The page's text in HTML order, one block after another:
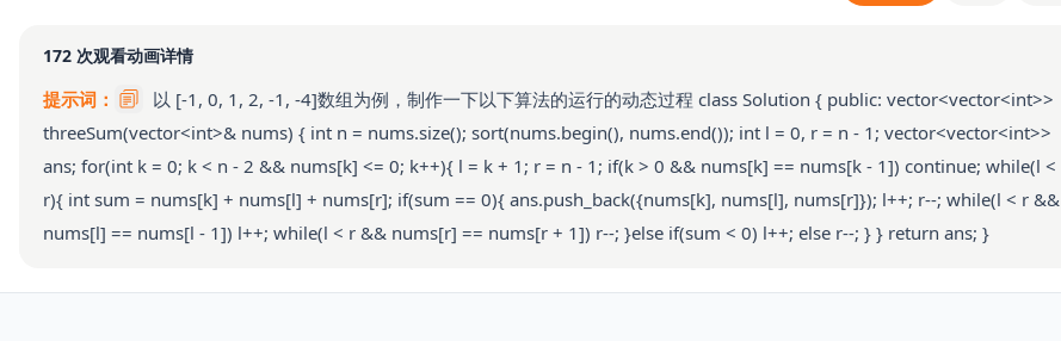
172 次观看动画详情
提示词：
以 [-1, 0, 1, 2, -1, -4]数组为例，制作一下以下算法的运行的动态过程 class Solution { public: vector<vector<int>>
threeSum(vector<int>& nums) { int n = nums.size(); sort(nums.begin(), nums.end()); int l = 0, r = n - 1; vector<vector<int>>
ans; for(int k = 0; k < n - 2 && nums[k] <= 0; k++){ l = k + 1; r = n - 1; if(k > 0 && nums[k] == nums[k - 1]) continue; while(l <
r){ int sum = nums[k] + nums[l] + nums[r]; if(sum == 0){ ans.push_back({nums[k], nums[l], nums[r]}); l++; r--; while(l < r &&
nums[l] == nums[l - 1]) l++; while(l < r && nums[r] == nums[r + 1]) r--; }else if(sum < 0) l++; else r--; } } return ans; }